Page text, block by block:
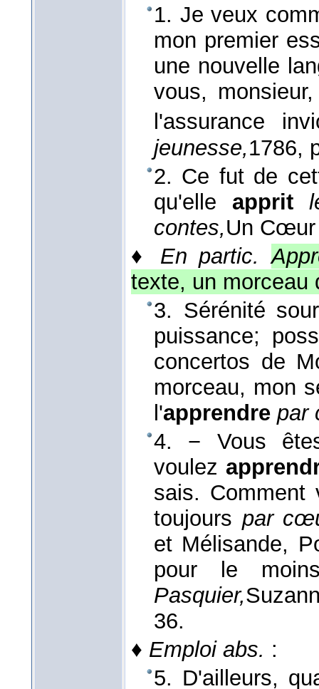
1. Je veux
mon premier
une nouvelle
vous,
l'assurance
jeunesse,1786,
2. Ce fut de
qu'elle apprit
contes,Un
♦ En partic.
texte, un morceau
3. Sérénité
puissance;
concertos de
morceau, mon
l'apprendre par
4. − Vous
voulez
sais.
toujours par
et Mélisande,
pour le
Pasquier,
36.
♦ Emploi abs. :
5. D'ailleurs,